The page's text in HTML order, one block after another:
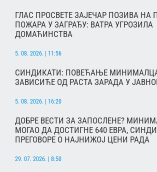
ГЛАС ПРОСВЕТЕ ЗАЈЕЧАР ПОЗИВА НА
ПОЖАРА У ЗАГРАЂУ: ВАТРА УГРОЗИЛА
ДОМАЋИНСТВА
5. 08. 2026. | 11:56
СИНДИКАТИ: ПОВЕЋАЊЕ МИНИМАЛЦА
ЗАВИСИЋЕ ОД РАСТА ЗАРАДА У
5. 08. 2026. | 16:20
ДОБРЕ ВЕСТИ ЗА ЗАПОСЛЕНЕ?
МОГАО ДА ДОСТИГНЕ 640 ЕВРА,
ПРЕГОВОРЕ О НАЈНИЖОЈ ЦЕНИ РАДА
29. 07. 2026. | 8:50